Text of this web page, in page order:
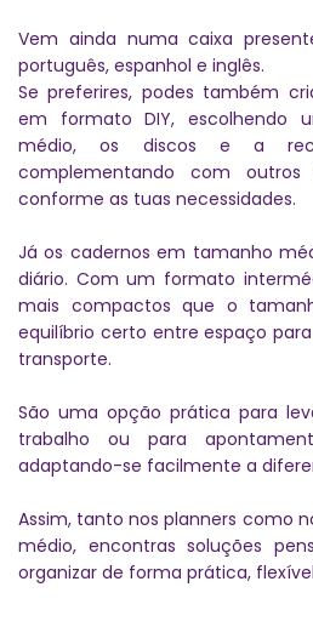
Vem ainda numa caixa
português, espanhol e inglês.
Se preferires, podes também
em formato DIY, escolhendo
médio, os discos e a
complementando com outros
conforme as tuas necessidades.
Já os cadernos em tamanho
diário. Com um formato
mais compactos que o
equilíbrio certo entre espaço
transporte.
São uma opção prática para
trabalho ou para
adaptando-se facilmente a
Assim, tanto nos planners como
médio, encontras soluções
organizar de forma prática,